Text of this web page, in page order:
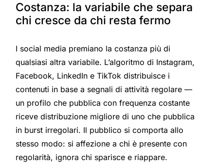
Costanza: la variabile che separa
chi cresce da chi resta fermo
I social media premiano la costanza più di
qualsiasi altra variabile. L’algoritmo di Instagram,
Facebook, LinkedIn e TikTok distribuisce i
contenuti in base a segnali di attività regolare —
un profilo che pubblica con frequenza costante
riceve distribuzione migliore di uno che pubblica
in burst irregolari. Il pubblico si comporta allo
stesso modo: si affezione a chi è presente con
regolarità, ignora chi sparisce e riappare.